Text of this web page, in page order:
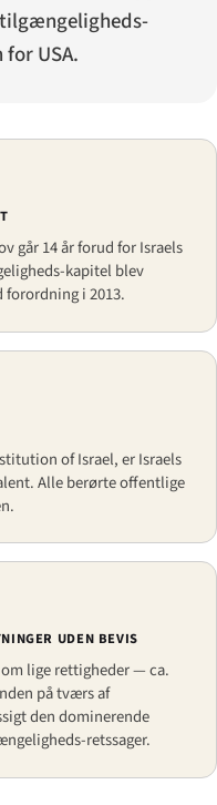
USA.
går 14 år forud for Israels
kapitel blev
i 2013.
of Israel, er Israels
Alle berørte offentlige
UDEN BEVIS
lige rettigheder — ca.
på tværs af
den dominerende
retssager.